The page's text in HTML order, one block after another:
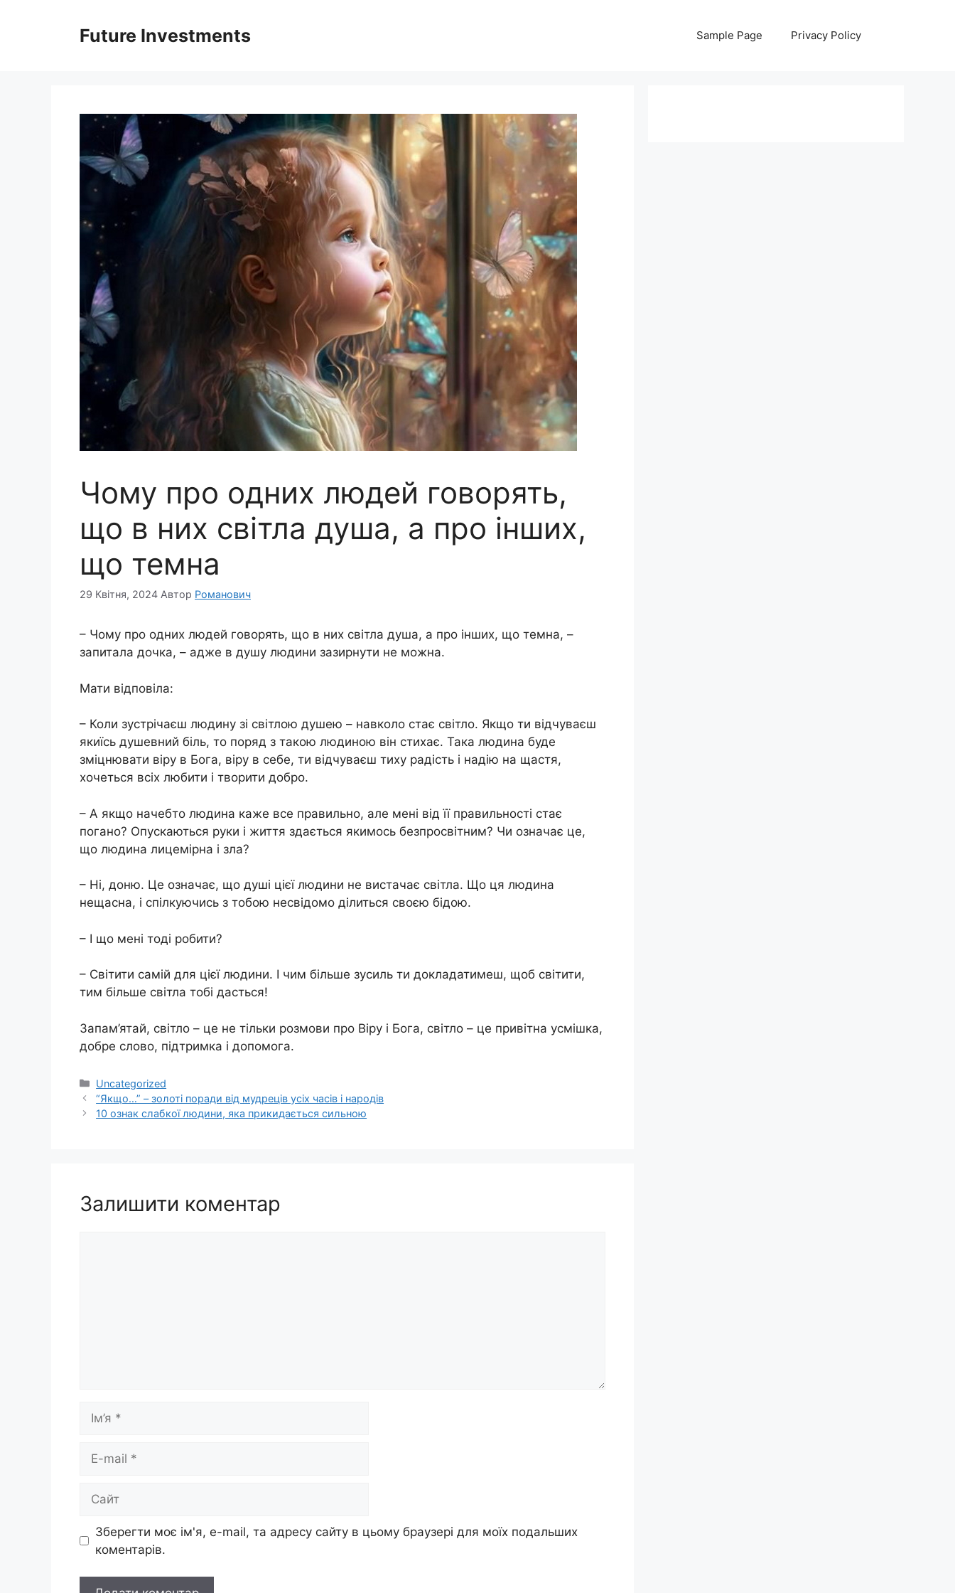
Future Investments Sample Page Privacy Policy
Чому про одних людей говорять,
що в них світла душа, а про інших,
що темна
29 Квітня, 2024 Автор Романович
– Чому про одних людей говорять, що в них світла душа, а про інших, що темна, –
запитала дочка, – адже в душу людини зазирнути не можна.
Мати відповіла:
– Коли зустрічаєш людину зі світлою душею – навколо стає світло. Якщо ти відчуваєш
якиїсь душевний біль, то поряд з такою людиною він стихає. Така людина буде
зміцнювати віру в Бога, віру в себе, ти відчуваєш тиху радість і надію на щастя,
хочеться всіх любити і творити добро.
– А якщо начебто людина каже все правильно, але мені від її правильності стає
погано? Опускаються руки і життя здається якимось безпросвітним? Чи означає це,
що людина лицемірна і зла?
– Ні, доню. Це означає, що душі цієї людини не вистачає світла. Що ця людина
нещасна, і спілкуючись з тобою несвідомо ділиться своєю бідою.
– І що мені тоді робити?
– Світити самій для цієї людини. І чим більше зусиль ти докладатимеш, щоб світити,
тим більше світла тобі дасться!
Запам’ятай, світло – це не тільки розмови про Віру і Бога, світло – це привітна усмішка,
добре слово, підтримка і допомога.
Категорії
Uncategorized
“Якщо…” – золоті поради від мудреців усіх часів і народів
10 ознак слабкої людини, яка прикидається сильною
Залишити коментар
mail
Зберегти моє ім'я, e-mail, та адресу сайту в цьому браузері для моїх подальших
коментарів.